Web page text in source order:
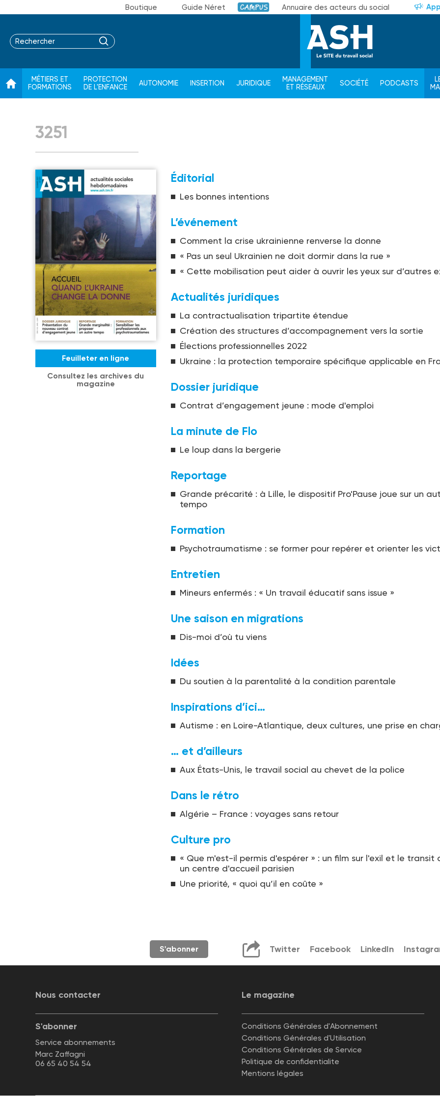
Boutique Guide Néret Campus Annuaire des acteurs du social
MÉTIERS ET
FORMATIONS
PROTECTION
DE L'ENFANCE
AUTONOMIE INSERTION JURIDIQUE
MANAGEMENT
ET RÉSEAUX
SOCIÉTÉ PODCASTS
3251
Feuilleter en ligne
Consultez les archives du
magazine
Éditorial
Les bonnes intentions
L’événement
Comment la crise ukrainienne renverse la donne
« Pas un seul Ukrainien ne doit dormir dans la rue »
« Cette mobilisation peut aider à ouvrir les yeux sur d’autres
Actualités juridiques
La contractualisation tripartite étendue
Création des structures d’accompagnement vers la sortie
Élections professionnelles 2022
Ukraine : la protection temporaire spécifique applicable en
Dossier juridique
Contrat d’engagement jeune : mode d'emploi
La minute de Flo
Le loup dans la bergerie
Reportage
Grande précarité : à Lille, le dispositif Pro'Pause joue sur un
tempo
Formation
Psychotraumatisme : se former pour repérer et orienter les
Entretien
Mineurs enfermés : « Un travail éducatif sans issue »
Une saison en migrations
Dis-moi d’où tu viens
Idées
Du soutien à la parentalité à la condition parentale
Inspirations d’ici…
Autisme : en Loire-Atlantique, deux cultures, une prise en
… et d’ailleurs
Aux États-Unis, le travail social au chevet de la police
Dans le rétro
Algérie – France : voyages sans retour
Culture pro
« Que m'est-il permis d'espérer » : un film sur l'exil et le transit
un centre d'accueil parisien
Une priorité, « quoi qu’il en coûte »
S'abonner Twitter Facebook LinkedIn
Nous contacter Le magazine
S'abonner
Service abonnements
Marc Zaffagni
06 65 40 54 54
Conditions Générales d'Abonnement
Conditions Générales d'Utilisation
Conditions Générales de Service
Politique de confidentialite
Mentions légales